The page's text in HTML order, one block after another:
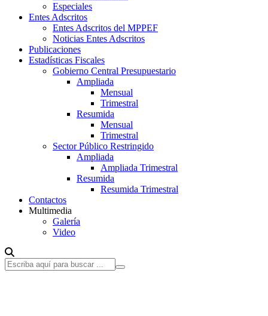
Especiales
Entes Adscritos
Entes Adscritos del MPPEF
Noticias Entes Adscritos
Publicaciones
Estadísticas Fiscales
Gobierno Central Presupuestario
Ampliada
Mensual
Trimestral
Resumida
Mensual
Trimestral
Sector Público Restringido
Ampliada
Ampliada Trimestral
Resumida
Resumida Trimestral
Contactos
Multimedia
Galería
Video